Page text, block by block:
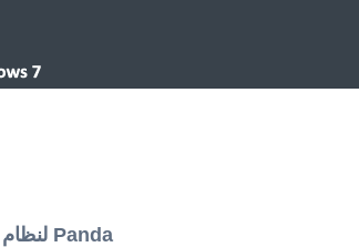
Panda لنظام التشغيل Windows 7 32/64 bit